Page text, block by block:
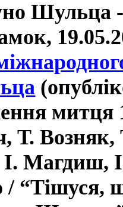
Шульца
митця
Т.
І. Магдиш, I
“Тішуся,